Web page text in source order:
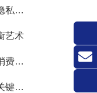
节
艺术
举措
节